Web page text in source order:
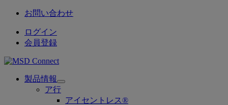
お問い合わせ
ログイン
会員登録
製品情報
Open
submenu
ア行
アイセントレス®